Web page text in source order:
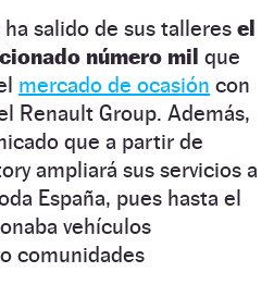
salido de sus talleres el
número mil que
mercado de ocasión con
Renault Group. Además,
que a partir de
ampliará sus servicios a
España, pues hasta el
vehículos
comunidades